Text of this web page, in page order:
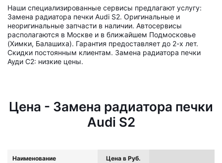
Наши специализированные сервисы предлагают услугу:
Замена радиатора печки Audi S2. Оригинальные и
неоригинальные запчасти в наличии. Автосервисы
располагаются в Москве и в ближайшем Подмосковье
(Химки, Балашиха). Гарантия предоставляет до 2-х лет.
Скидки постоянным клиентам. Замена радиатора печки
Ауди С2: низкие цены.
Цена - Замена радиатора печки
Audi S2
Наименование Цена в Руб.